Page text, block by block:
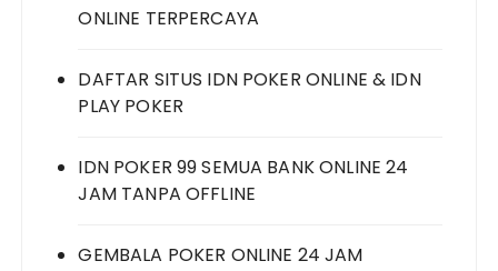
ONLINE TERPERCAYA
DAFTAR SITUS IDN POKER ONLINE & IDN
PLAY POKER
IDN POKER 99 SEMUA BANK ONLINE 24
JAM TANPA OFFLINE
GEMBALA POKER ONLINE 24 JAM